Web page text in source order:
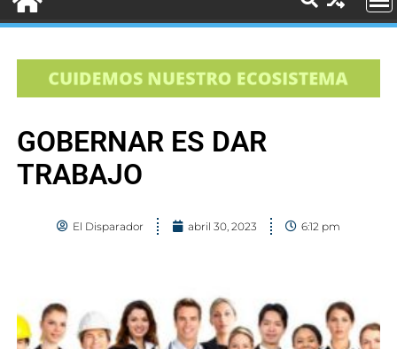
GOBERNAR ES DAR
TRABAJO
El Disparador abril 30, 2023 6:12 pm